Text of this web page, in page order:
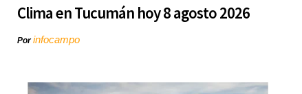
Clima en Tucumán hoy 8 agosto 2026
Porinfocampo